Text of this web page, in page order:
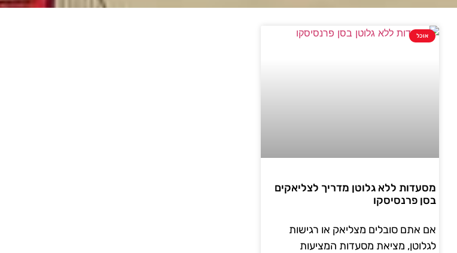
אוכל
מסעדות ללא גלוטן מדריך לצליאקים
בסן פרנסיסקו
אם אתם סובלים מצליאק או רגישות
לגלוטן, מציאת מסעדות המציעות